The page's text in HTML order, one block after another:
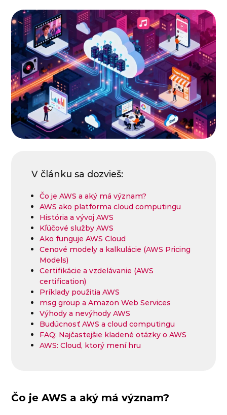
V článku sa dozvieš:
Čo je AWS a aký má význam?
AWS ako platforma cloud computingu
História a vývoj AWS
Kľúčové služby AWS
Ako funguje AWS Cloud
Cenové modely a kalkulácie (AWS Pricing
Models)
Certifikácie a vzdelávanie (AWS
certification)
Príklady použitia AWS
msg group a Amazon Web Services
Výhody a nevýhody AWS
Budúcnosť AWS a cloud computingu
FAQ: Najčastejšie kladené otázky o AWS
AWS: Cloud, ktorý mení hru
Čo je AWS a aký má význam?